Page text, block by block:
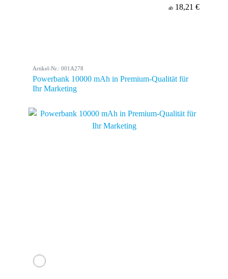
ab 18,21 €
Artikel-Nr.: 001A278
Powerbank 10000 mAh in Premium-Qualität für
Ihr Marketing